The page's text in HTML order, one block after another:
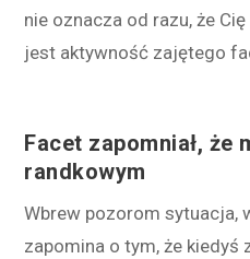
nie oznacza od razu, że
jest aktywność zajętego
Facet zapomniał, że
randkowym
Wbrew pozorom sytuacja,
zapomina o tym, że kiedyś